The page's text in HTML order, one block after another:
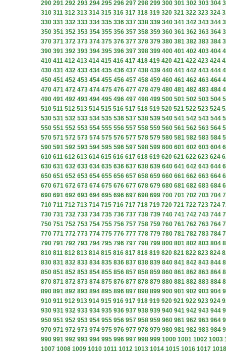
290 291 292 293 294 295 296 297 298 299 300 301 302 303 304
310 311 312 313 314 315 316 317 318 319 320 321 322 323 324
330 331 332 333 334 335 336 337 338 339 340 341 342 343 344
350 351 352 353 354 355 356 357 358 359 360 361 362 363 364
370 371 372 373 374 375 376 377 378 379 380 381 382 383 384
390 391 392 393 394 395 396 397 398 399 400 401 402 403 404
410 411 412 413 414 415 416 417 418 419 420 421 422 423 424
430 431 432 433 434 435 436 437 438 439 440 441 442 443 444
450 451 452 453 454 455 456 457 458 459 460 461 462 463 464
470 471 472 473 474 475 476 477 478 479 480 481 482 483 484
490 491 492 493 494 495 496 497 498 499 500 501 502 503 504
510 511 512 513 514 515 516 517 518 519 520 521 522 523 524
530 531 532 533 534 535 536 537 538 539 540 541 542 543 544
550 551 552 553 554 555 556 557 558 559 560 561 562 563 564
570 571 572 573 574 575 576 577 578 579 580 581 582 583 584
590 591 592 593 594 595 596 597 598 599 600 601 602 603 604
610 611 612 613 614 615 616 617 618 619 620 621 622 623 624
630 631 632 633 634 635 636 637 638 639 640 641 642 643 644
650 651 652 653 654 655 656 657 658 659 660 661 662 663 664
670 671 672 673 674 675 676 677 678 679 680 681 682 683 684
690 691 692 693 694 695 696 697 698 699 700 701 702 703 704
710 711 712 713 714 715 716 717 718 719 720 721 722 723 724
730 731 732 733 734 735 736 737 738 739 740 741 742 743 744
750 751 752 753 754 755 756 757 758 759 760 761 762 763 764
770 771 772 773 774 775 776 777 778 779 780 781 782 783 784
790 791 792 793 794 795 796 797 798 799 800 801 802 803 804
810 811 812 813 814 815 816 817 818 819 820 821 822 823 824
830 831 832 833 834 835 836 837 838 839 840 841 842 843 844
850 851 852 853 854 855 856 857 858 859 860 861 862 863 864
870 871 872 873 874 875 876 877 878 879 880 881 882 883 884
890 891 892 893 894 895 896 897 898 899 900 901 902 903 904
910 911 912 913 914 915 916 917 918 919 920 921 922 923 924
930 931 932 933 934 935 936 937 938 939 940 941 942 943 944
950 951 952 953 954 955 956 957 958 959 960 961 962 963 964
970 971 972 973 974 975 976 977 978 979 980 981 982 983 984
990 991 992 993 994 995 996 997 998 999 1000 1001 1002 1003
1007 1008 1009 1010 1011 1012 1013 1014 1015 1016 1017 1018